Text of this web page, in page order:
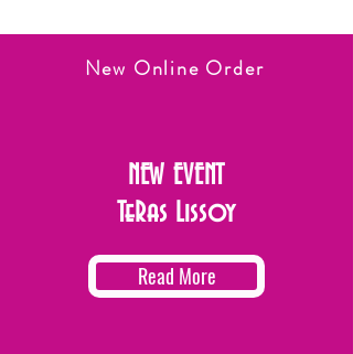
New Online Order
NEW EVENT
TeRas Lissoy
Read More